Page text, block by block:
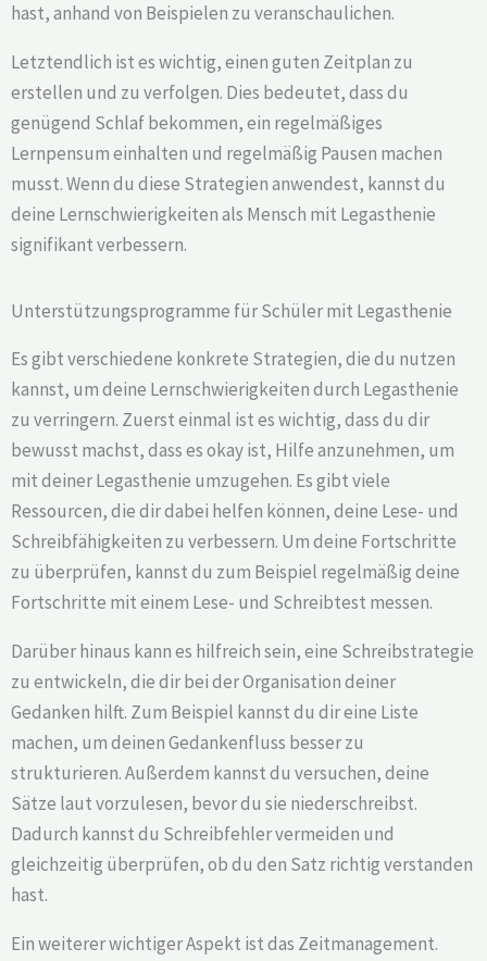
hast, anhand von Beispielen zu veranschaulichen.
Letztendlich ist es wichtig, einen guten Zeitplan zu
erstellen und zu verfolgen. Dies bedeutet, dass du
genügend Schlaf bekommen, ein regelmäßiges
Lernpensum einhalten und regelmäßig Pausen machen
musst. Wenn du diese Strategien anwendest, kannst du
deine Lernschwierigkeiten als Mensch mit Legasthenie
signifikant verbessern.
Unterstützungsprogramme für Schüler mit Legasthenie
Es gibt verschiedene konkrete Strategien, die du nutzen
kannst, um deine Lernschwierigkeiten durch Legasthenie
zu verringern. Zuerst einmal ist es wichtig, dass du dir
bewusst machst, dass es okay ist, Hilfe anzunehmen, um
mit deiner Legasthenie umzugehen. Es gibt viele
Ressourcen, die dir dabei helfen können, deine Lese- und
Schreibfähigkeiten zu verbessern. Um deine Fortschritte
zu überprüfen, kannst du zum Beispiel regelmäßig deine
Fortschritte mit einem Lese- und Schreibtest messen.
Darüber hinaus kann es hilfreich sein, eine Schreibstrategie
zu entwickeln, die dir bei der Organisation deiner
Gedanken hilft. Zum Beispiel kannst du dir eine Liste
machen, um deinen Gedankenfluss besser zu
strukturieren. Außerdem kannst du versuchen, deine
Sätze laut vorzulesen, bevor du sie niederschreibst.
Dadurch kannst du Schreibfehler vermeiden und
gleichzeitig überprüfen, ob du den Satz richtig verstanden
hast.
Ein weiterer wichtiger Aspekt ist das Zeitmanagement.